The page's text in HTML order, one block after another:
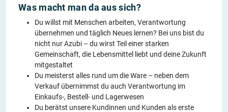
Was macht man da aus sich?
Du willst mit Menschen arbeiten, Verantwortung
übernehmen und täglich Neues lernen? Bei uns bist du
nicht nur Azubi – du wirst Teil einer starken
Gemeinschaft, die Lebensmittel liebt und deine Zukunft
mitgestaltet
Du meisterst alles rund um die Ware – neben dem
Verkauf übernimmst du auch Verantwortung im
Einkaufs-, Bestell- und Lagerwesen
Du berätst unsere Kundinnen und Kunden als erste